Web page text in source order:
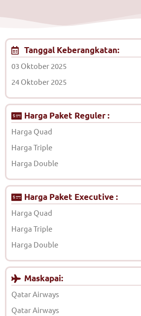
Tanggal Keberangkatan:
03 Oktober 2025
24 Oktober 2025
Harga Paket Reguler :
Harga Quad
Harga Triple
Harga Double
Harga Paket Executive :
Harga Quad
Harga Triple
Harga Double
Maskapai:
Qatar Airways
Qatar Airways